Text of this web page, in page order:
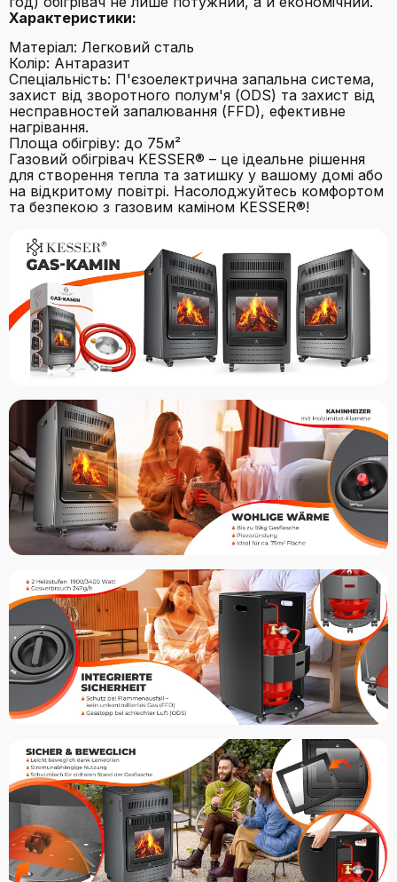
Характеристики:
Матеріал: Легковий сталь
Колір: Антаразит
Спеціальність: П'єзоелектрична запальна система,
захист від зворотного полум'я (ODS) та захист від
несправностей запалювання (FFD), ефективне
нагрівання.
Площа обігріву: до 75м²
Газовий обігрівач KESSER® – це ідеальне рішення
для створення тепла та затишку у вашому домі або
на відкритому повітрі. Насолоджуйтесь комфортом
та безпекою з газовим каміном KESSER®!